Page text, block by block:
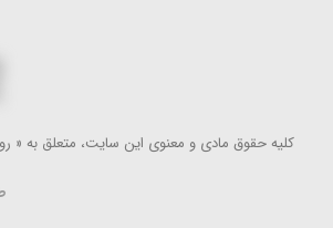
كلیه حقوق مادی و معنوی این سایت، متعلق به «